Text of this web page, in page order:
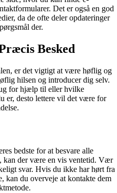
Det er også en god
da de ofte deler opdateringer
der.
Besked
er det vigtigt at være høflig og
hilsen og introducer dig selv.
for hjælp til eller hvilke
er, desto lettere vil det være for
bedste for at besvare alle
kan der være en vis ventetid. Vær
svar. Hvis du ikke har hørt fra
kan du overveje at kontakte dem